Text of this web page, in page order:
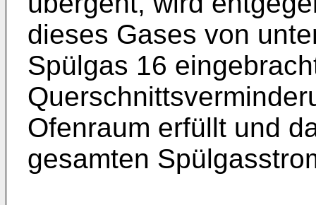
dieses Gases von
Spülgas 16
Ofenraum erfüllt und
gesamten